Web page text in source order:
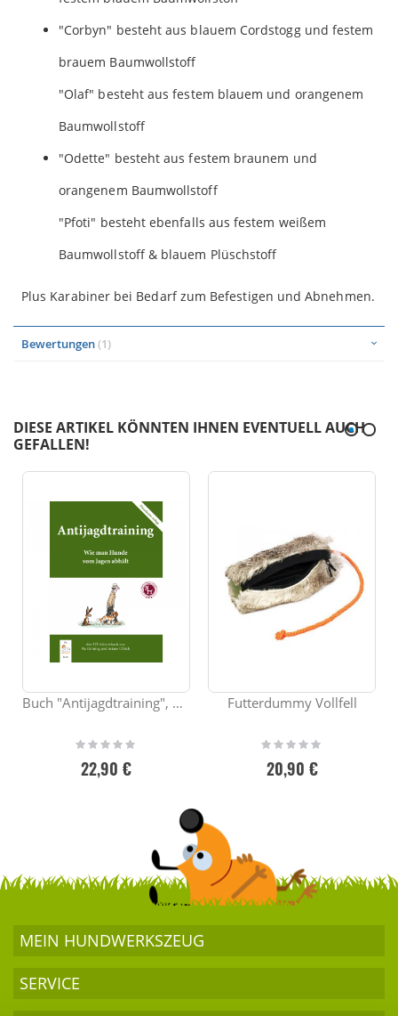
"Corbyn" besteht aus blauem Cordstogg und festem
brauem Baumwollstoff
"Olaf" besteht aus festem blauem und orangenem
Baumwollstoff
"Odette" besteht aus festem braunem und
orangenem Baumwollstoff
"Pfoti" besteht ebenfalls aus festem weißem
Baumwollstoff & blauem Plüschstoff
Plus Karabiner bei Bedarf zum Befestigen und Abnehmen.
Bewertungen 1
DIESE ARTIKEL KÖNNTEN IHNEN EVENTUELL AUCH
GEFALLEN!
Buch "Antijagdtraining", das Original
Rating:
0%
22,90 €
Futterdummy Vollfell
Rating:
0%
20,90 €
MEIN HUND­WERKSZEUG
SERVICE